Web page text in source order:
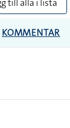
till alla i lista
KOMMENTAR